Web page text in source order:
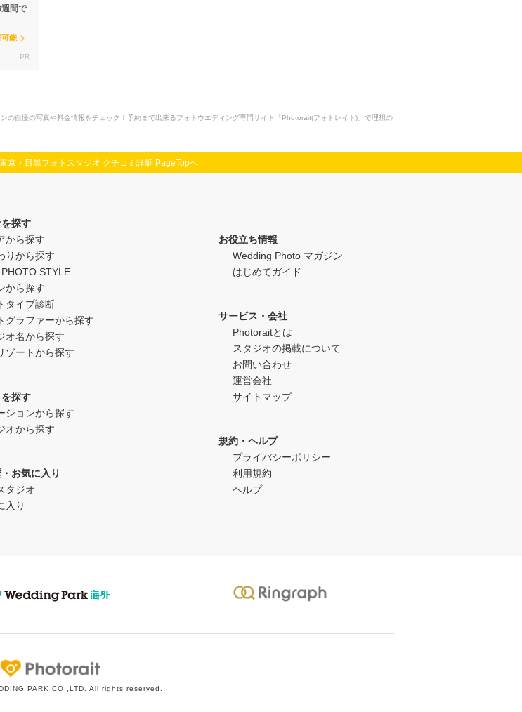
間で
可能
の自慢の写真や料金情報をチェック！予約まで出来るフォトウエディング専門サイト「Photorait(フォトレイト)」で理想の
京・目黒フォトスタジオ クチコミ詳細 PageTopへ
探す
から探す
りから探す
PHOTO STYLE
から探す
タイプ診断
グラファーから探す
オ名から探す
ゾートから探す
探す
ションから探す
オから探す
お気に入り
タジオ
入り
お役立ち情報
Wedding Photo マガジン
はじめてガイド
サービス・会社
Photoraitとは
スタジオの掲載について
お問い合わせ
運営会社
サイトマップ
規約・ヘルプ
プライバシーポリシー
利用規約
ヘルプ
PARK CO.,LTD. All rights reserved.